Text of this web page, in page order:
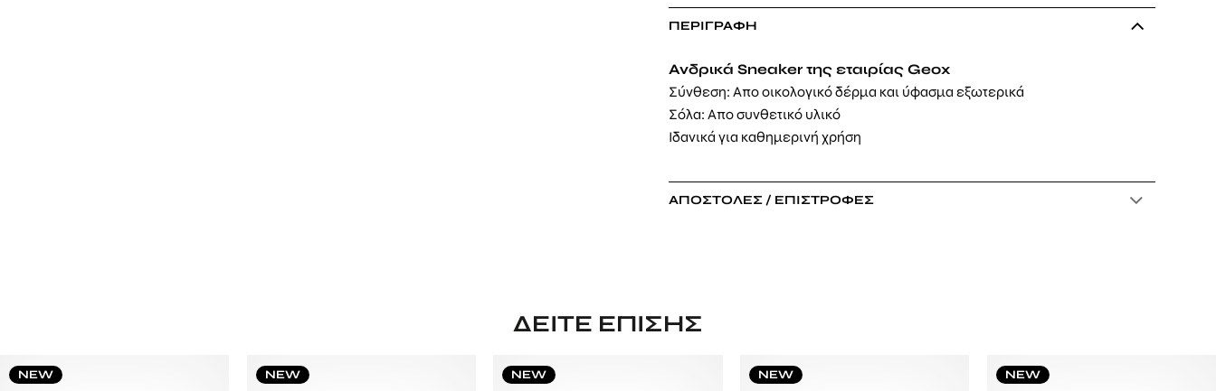
ΠΕΡΙΓΡΑΦΉ
Ανδρικά Sneaker της εταιρίας Geox
Σύνθεση: Απο oικολογικό δέρμα και ύφασμα εξωτερικά
Σόλα: Απο συνθετικό υλικό
Ιδανικά για καθημερινή χρήση
ΑΠΟΣΤΟΛΈΣ / ΕΠΙΣΤΡΟΦΈΣ
ΔΕΊΤΕ ΕΠΊΣΗΣ
NEW NEW NEW NEW NEW